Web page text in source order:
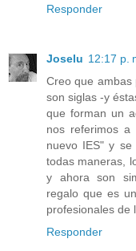
Responder
Joselu 12:17 p.
Creo que ambas
son siglas -y
que forman un
nos referimos a
nuevo IES" y se
todas maneras,
y ahora son
regalo que es
profesionales de
Responder